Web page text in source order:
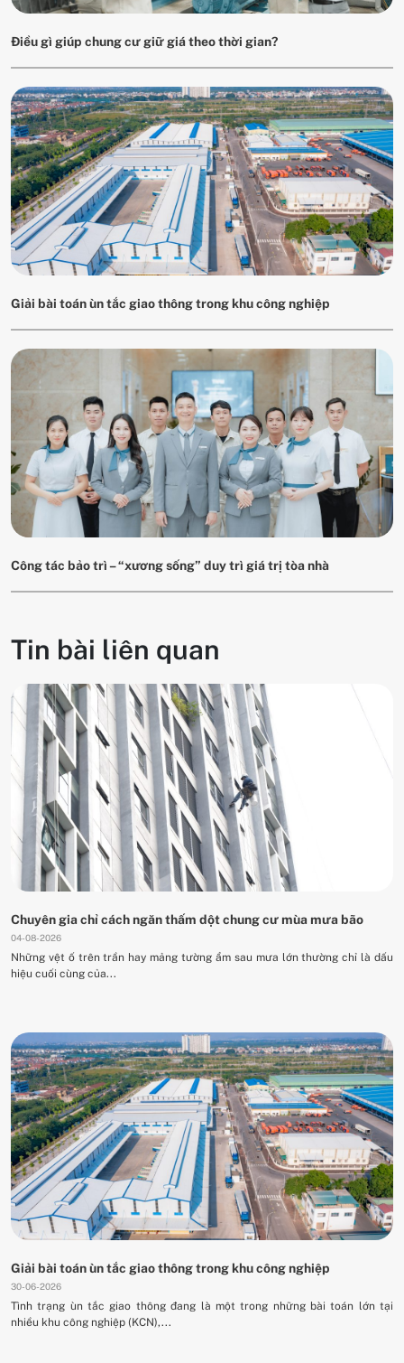
Điều gì giúp chung cư giữ giá theo thời gian?
Giải bài toán ùn tắc giao thông trong khu công nghiệp
Công tác bảo trì – “xương sống” duy trì giá trị tòa nhà
Tin bài liên quan
Chuyên gia chỉ cách ngăn thấm dột chung cư mùa mưa bão
04-08-2026
Những vệt ố trên trần hay mảng tường ẩm sau mưa lớn thường chỉ là dấu
hiệu cuối cùng của...
Giải bài toán ùn tắc giao thông trong khu công nghiệp
30-06-2026
Tình trạng ùn tắc giao thông đang là một trong những bài toán lớn tại
nhiều khu công nghiệp (KCN),...